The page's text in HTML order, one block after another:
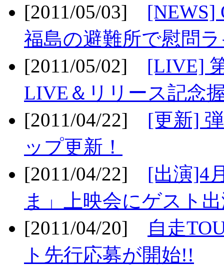
[2011/05/03] [NEWS]
福島の避難所で慰問
[2011/05/02] [LIVE]
LIVE＆リリース記念
[2011/04/22] [更新]
ップ更新！
[2011/04/22] [出演]4
ま」上映会にゲスト
[2011/04/20]
自走
ト先行応募が開始!!